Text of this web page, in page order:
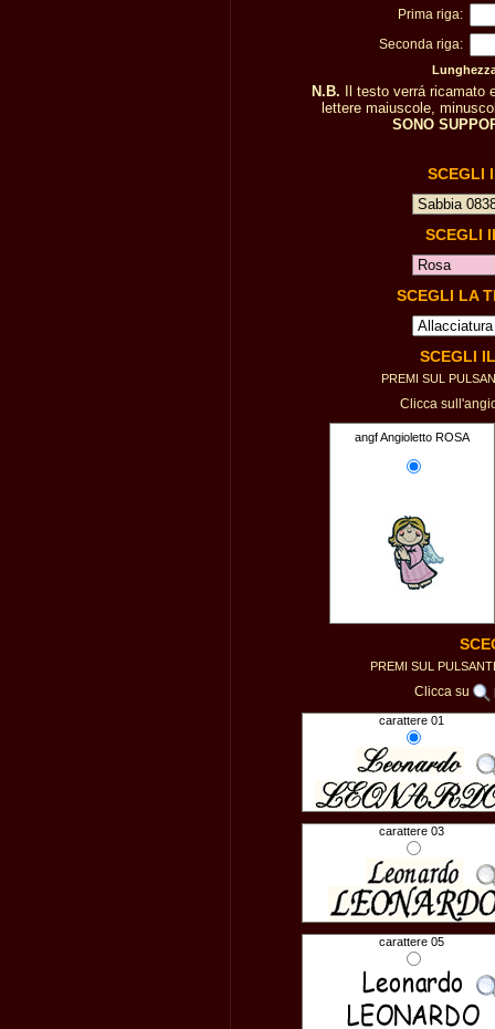
Prima riga:
Seconda riga:
N.B. Il testo verrá ricamato
lettere maiuscole,
SONO
SCEGLI
SCEGLI
SCEGLI LA
SCEGLI
PREMI SUL
Clicca
angf Angioletto ROSA
PREMI SUL
Clicca su
carattere 01
carattere 03
carattere 05